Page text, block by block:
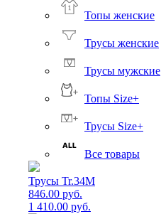
Топы женские
Трусы женские
Трусы мужские
Топы Size+
Трусы Size+
Все товары
Трусы Tr.34M
846.00 руб.
1 410.00 руб.